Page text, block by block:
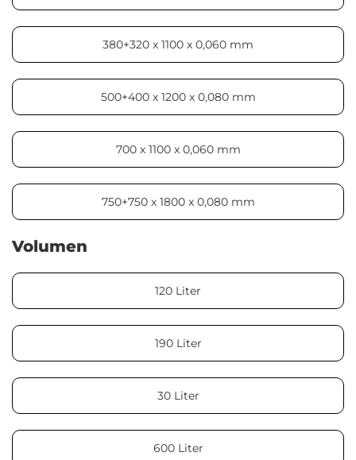
380+320 x 1100 x 0,060 mm
500+400 x 1200 x 0,080 mm
700 x 1100 x 0,060 mm
750+750 x 1800 x 0,080 mm
Volumen
120 Liter
190 Liter
30 Liter
600 Liter